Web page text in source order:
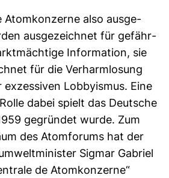
Atom­kon­zerne also aus­ge­
aus­ge­zeichnet für gefähr­
Infor­ma­tion, sie
für die Ver­harm­lo­sung
Lob­by­ismus. Eine
dabei spielt das Deut­sche
gegründet wurde. Zum
des Atom­fo­rums hat der
Sigmar Gabriel
de Atom­kon­zerne“